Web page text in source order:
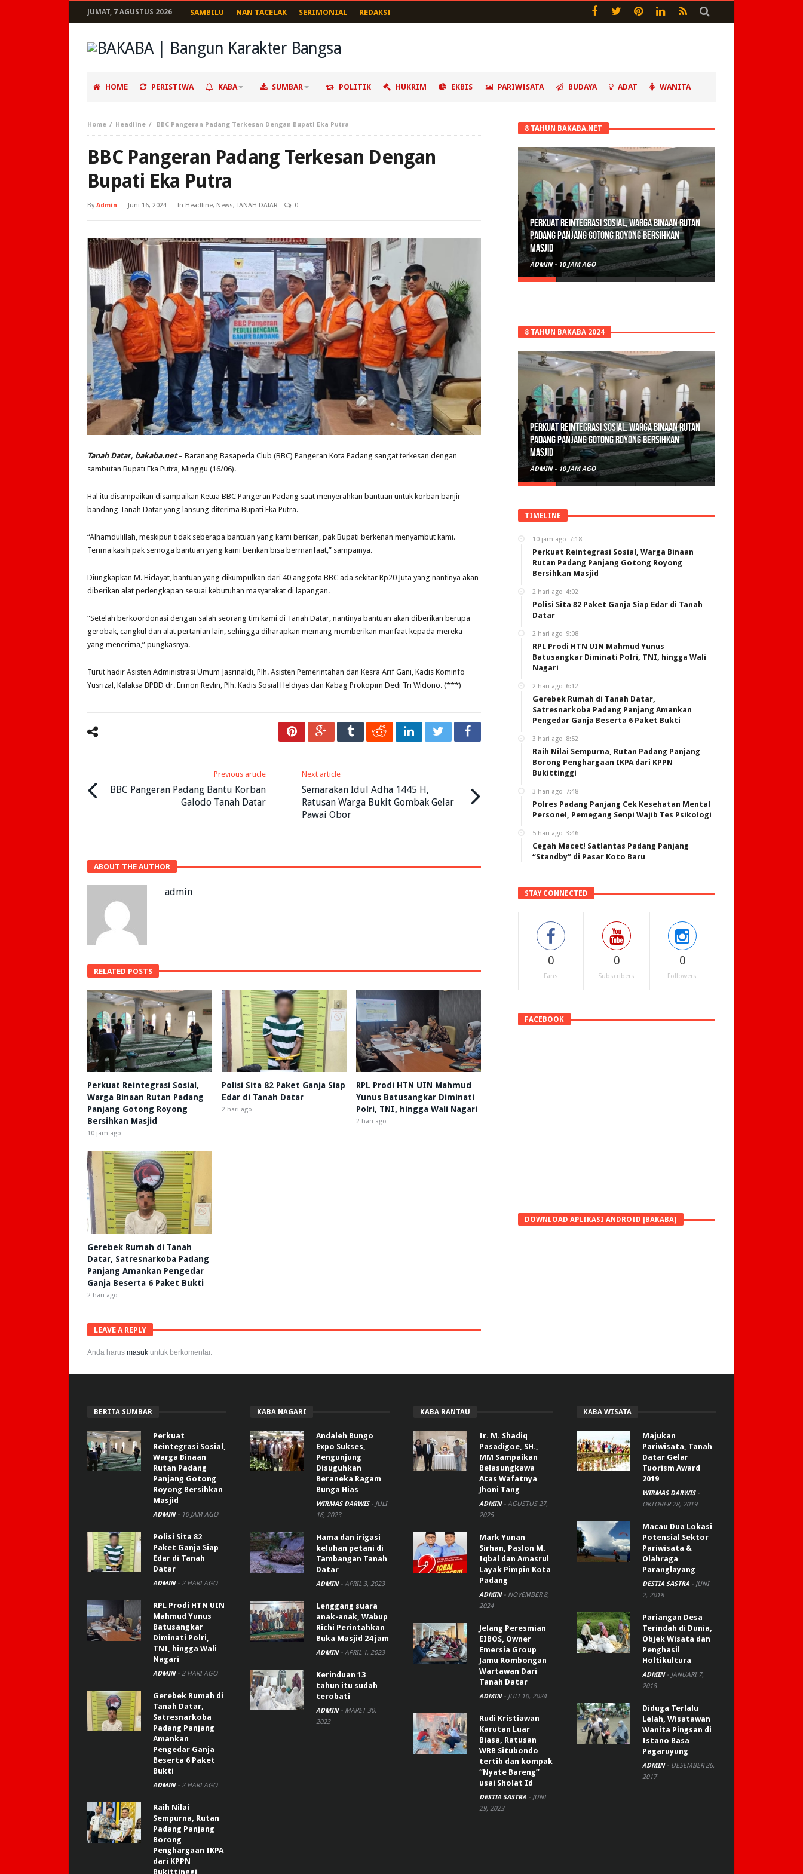
JUMAT, 7 AGUSTUS 2026 SAMBILU NAN TACELAK SERIMONIAL REDAKSI
HOME PERISTIWA KABA SUMBAR POLITIK HUKRIM EKBIS PARIWISATA BUDAYA ADAT WANITA
Home Headline BBC Pangeran Padang Terkesan Dengan Bupati Eka Putra
BBC Pangeran Padang Terkesan Dengan
Bupati Eka Putra
ByAdmin - Juni 16, 2024 - In Headline, News,TANAH DATAR 0
Tanah Datar, bakaba.net– Baranang Basapeda Club (BBC) Pangeran Kota Padang sangat terkesan dengan
sambutan Bupati Eka Putra, Minggu (16/06).
Hal itu disampaikan disampaikan Ketua BBC Pangeran Padang saat menyerahkan bantuan untuk korban banjir
bandang Tanah Datar yang lansung diterima Bupati Eka Putra.
“Alhamdulillah, meskipun tidak seberapa bantuan yang kami berikan, pak Bupati berkenan menyambut kami.
Terima kasih pak semoga bantuan yang kami berikan bisa bermanfaat,” sampainya.
Diungkapkan M. Hidayat, bantuan yang dikumpulkan dari 40 anggota BBC ada sekitar Rp20 Juta yang nantinya akan
diberikan alat perlengkapan sesuai kebutuhan masyarakat di lapangan.
“Setelah berkoordonasi dengan salah seorang tim kami di Tanah Datar, nantinya bantuan akan diberikan berupa
gerobak, cangkul dan alat pertanian lain, sehingga diharapkan memang memberikan manfaat kepada mereka
yang menerima,” pungkasnya.
Turut hadir Asisten Administrasi Umum Jasrinaldi, Plh. Asisten Pemerintahan dan Kesra Arif Gani, Kadis Kominfo
Yusrizal, Kalaksa BPBD dr. Ermon Revlin, Plh. Kadis Sosial Heldiyas dan Kabag Prokopim Dedi Tri Widono. (***)
Previous article
BBC Pangeran Padang Bantu Korban
Galodo Tanah Datar
Next article
Semarakan Idul Adha 1445 H,
Ratusan Warga Bukit Gombak Gelar
Pawai Obor
ABOUT THE AUTHOR
admin
RELATED POSTS
Perkuat Reintegrasi Sosial,
Warga Binaan Rutan Padang
Panjang Gotong Royong
Bersihkan Masjid
10 jam ago
Polisi Sita 82 Paket Ganja Siap
Edar di Tanah Datar
2 hari ago
RPL Prodi HTN UIN Mahmud
Yunus Batusangkar Diminati
Polri, TNI, hingga Wali Nagari
2 hari ago
Gerebek Rumah di Tanah
Datar, Satresnarkoba Padang
Panjang Amankan Pengedar
Ganja Beserta 6 Paket Bukti
2 hari ago
LEAVE A REPLY
Anda harus masuk untuk berkomentar.
8 TAHUN BAKABA.NET
Perkuat Reintegrasi Sosial, Warga Binaan Rutan
Padang Panjang Gotong Royong Bersihkan
Masjid
ADMIN - 10 JAM AGO
8 TAHUN BAKABA 2024
Perkuat Reintegrasi Sosial, Warga Binaan Rutan
Padang Panjang Gotong Royong Bersihkan
Masjid
ADMIN - 10 JAM AGO
TIMELINE
10 jam ago 7:18
Perkuat Reintegrasi Sosial, Warga Binaan
Rutan Padang Panjang Gotong Royong
Bersihkan Masjid
2 hari ago 4:02
Polisi Sita 82 Paket Ganja Siap Edar di Tanah
Datar
2 hari ago 9:08
RPL Prodi HTN UIN Mahmud Yunus
Batusangkar Diminati Polri, TNI, hingga Wali
Nagari
2 hari ago 6:12
Gerebek Rumah di Tanah Datar,
Satresnarkoba Padang Panjang Amankan
Pengedar Ganja Beserta 6 Paket Bukti
3 hari ago 8:52
Raih Nilai Sempurna, Rutan Padang Panjang
Borong Penghargaan IKPA dari KPPN
Bukittinggi
3 hari ago 7:48
Polres Padang Panjang Cek Kesehatan Mental
Personel, Pemegang Senpi Wajib Tes Psikologi
5 hari ago 3:46
Cegah Macet! Satlantas Padang Panjang
“Standby” di Pasar Koto Baru
STAY CONNECTED
0
Fans
0
Subscribers
0
Followers
FACEBOOK
DOWNLOAD APLIKASI ANDROID [BAKABA]
BERITA SUMBAR
Perkuat
Reintegrasi Sosial,
Warga Binaan
Rutan Padang
Panjang Gotong
Royong Bersihkan
Masjid
ADMIN - 10 JAM AGO
Polisi Sita 82
Paket Ganja Siap
Edar di Tanah
Datar
ADMIN - 2 HARI AGO
RPL Prodi HTN UIN
Mahmud Yunus
Batusangkar
Diminati Polri,
TNI, hingga Wali
Nagari
ADMIN - 2 HARI AGO
Gerebek Rumah di
Tanah Datar,
Satresnarkoba
Padang Panjang
Amankan
Pengedar Ganja
Beserta 6 Paket
Bukti
ADMIN - 2 HARI AGO
Raih Nilai
Sempurna, Rutan
Padang Panjang
Borong
Penghargaan IKPA
dari KPPN
Bukittinggi
KABA NAGARI
Andaleh Bungo
Expo Sukses,
Pengunjung
Disuguhkan
Beraneka Ragam
Bunga Hias
WIRMAS DARWIS - JULI
16, 2023
Hama dan irigasi
keluhan petani di
Tambangan Tanah
Datar
ADMIN - APRIL 3, 2023
Lenggang suara
anak-anak, Wabup
Richi Perintahkan
Buka Masjid 24 jam
ADMIN - APRIL 1, 2023
Kerinduan 13
tahun itu sudah
terobati
ADMIN - MARET 30,
2023
KABA RANTAU
Ir. M. Shadiq
Pasadigoe, SH.,
MM Sampaikan
Belasungkawa
Atas Wafatnya
Jhoni Tang
ADMIN - AGUSTUS 27,
2025
Mark Yunan
Sirhan, Paslon M.
Iqbal dan Amasrul
Layak Pimpin Kota
Padang
ADMIN - NOVEMBER 8,
2024
Jelang Peresmian
EIBOS, Owner
Emersia Group
Jamu Rombongan
Wartawan Dari
Tanah Datar
ADMIN - JULI 10, 2024
Rudi Kristiawan
Karutan Luar
Biasa, Ratusan
WRB Situbondo
tertib dan kompak
“Nyate Bareng”
usai Sholat Id
DESTIA SASTRA - JUNI
29, 2023
KABA WISATA
Majukan
Pariwisata, Tanah
Datar Gelar
Tuorism Award
2019
WIRMAS DARWIS -
OKTOBER 28, 2019
Macau Dua Lokasi
Potensial Sektor
Pariwisata &
Olahraga
Paranglayang
DESTIA SASTRA - JUNI
2, 2018
Pariangan Desa
Terindah di Dunia,
Objek Wisata dan
Penghasil
Holtikultura
ADMIN - JANUARI 7,
2018
Diduga Terlalu
Lelah, Wisatawan
Wanita Pingsan di
Istano Basa
Pagaruyung
ADMIN - DESEMBER 26,
2017